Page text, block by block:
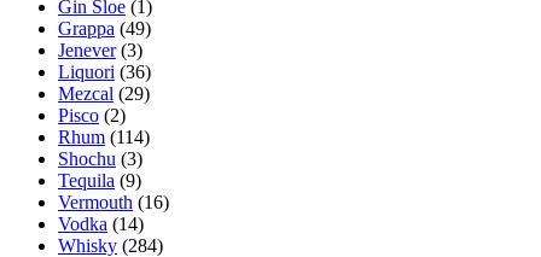
Gin Sloe (1)
Grappa (49)
Jenever (3)
Liquori (36)
Mezcal (29)
Pisco (2)
Rhum (114)
Shochu (3)
Tequila (9)
Vermouth (16)
Vodka (14)
Whisky (284)